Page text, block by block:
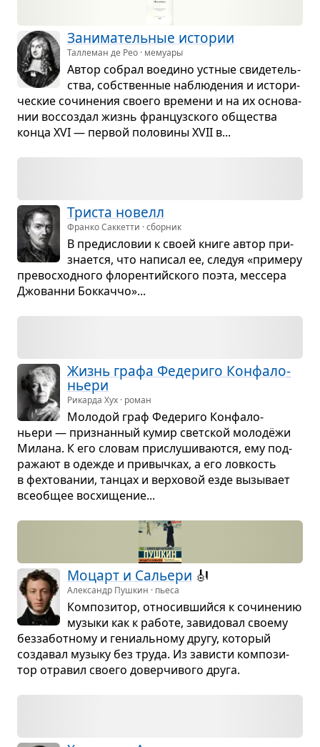
Зани­ма­тель­ные исто­рии
Таллеман де Рео · мемуары
Автор собрал воедино уст­ные сви­де­тель­
ства, соб­ствен­ные наблю­де­ния и исто­ри­
че­ские сочи­не­ния сво­его вре­мени и на их осно­ва­
нии вос­со­здал жизнь фран­цуз­ского обще­ства
конца XVI — пер­вой поло­вины XVII в...
Три­ста новелл
Франко Саккетти · сборник
В пре­ди­сло­вии к своей книге автор при­
зна­ется, что напи­сал ее, сле­дуя «при­меру
пре­вос­ход­ного фло­рен­тийского поэта, мес­сера
Джо­ванни Бок­каччо»...
Жизнь графа Феде­риго Кон­фа­ло­
ньери
Рикарда Хух · роман
Моло­дой граф Феде­риго Кон­фа­ло­
ньери — при­знан­ный кумир свет­ской молодёжи
Милана. К его сло­вам при­слу­ши­ва­ются, ему под­
ра­жают в оде­жде и при­выч­ках, а его лов­кость
в фех­то­ва­нии, тан­цах и вер­хо­вой езде вызы­вает
все­об­щее вос­хи­ще­ние...
Моцарт и Сальери 🎻
Александр Пушкин · пьеса
Ком­по­зи­тор, отно­сив­шийся к сочи­не­нию
музыки как к работе, зави­до­вал сво­ему
без­за­бот­ному и гени­аль­ному другу, кото­рый
созда­вал музыку без труда. Из зави­сти ком­по­зи­
тор отра­вил сво­его довер­чи­вого друга.